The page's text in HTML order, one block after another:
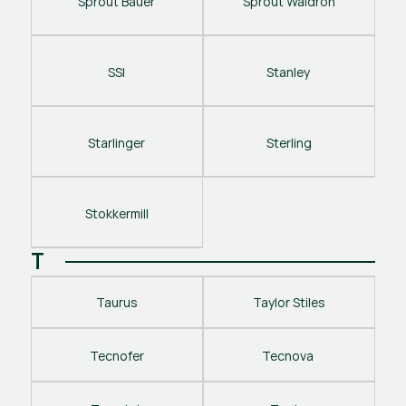
SSI Stanley
Starlinger Sterling
Stokkermill
T
Taurus Taylor Stiles
Tecnofer Tecnova